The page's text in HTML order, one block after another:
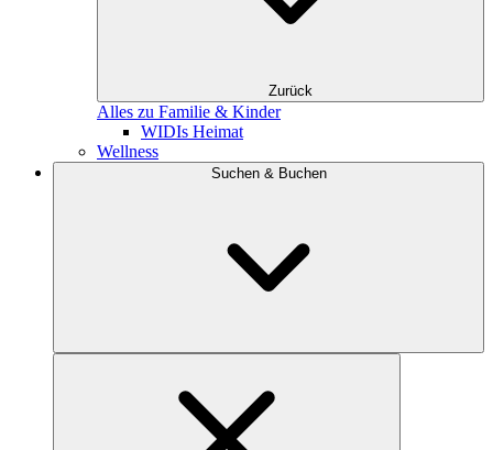
Zurück
Alles zu Familie & Kinder
WIDIs Heimat
Wellness
Suchen & Buchen